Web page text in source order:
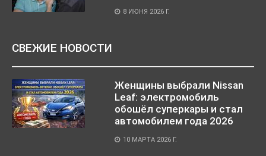
8 ИЮНЯ 2026 Г.
СВЕЖИЕ НОВОСТИ
Женщины выбрали Nissan
Leaf: электромобиль
обошёл суперкары и стал
автомобилем года 2026
10 МАРТА 2026 Г.